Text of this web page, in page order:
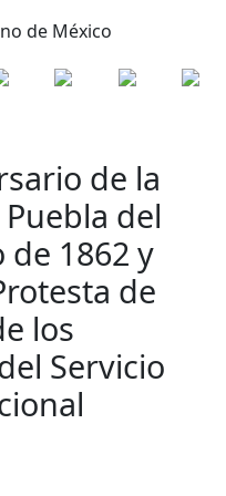
de la
del
de 1862 y
de
los
Servicio